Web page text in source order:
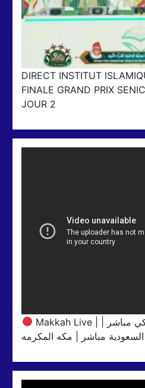
DIRECT INSTITUT
FINALE GRAND PRIX
JOUR 2
Makkah Live | مكة مباشر | الحرم المكي مباشر |
السعودية مباشر | مكه المكرمه